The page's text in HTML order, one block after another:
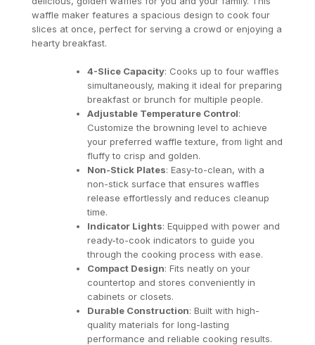
waffle maker features a spacious design to cook four
slices at once, perfect for serving a crowd or enjoying a
hearty breakfast.
4-Slice Capacity: Cooks up to four waffles
simultaneously, making it ideal for preparing
breakfast or brunch for multiple people.
Adjustable Temperature Control:
Customize the browning level to achieve
your preferred waffle texture, from light and
fluffy to crisp and golden.
Non-Stick Plates: Easy-to-clean, with a
non-stick surface that ensures waffles
release effortlessly and reduces cleanup
time.
Indicator Lights: Equipped with power and
ready-to-cook indicators to guide you
through the cooking process with ease.
Compact Design: Fits neatly on your
countertop and stores conveniently in
cabinets or closets.
Durable Construction: Built with high-
quality materials for long-lasting
performance and reliable cooking results.